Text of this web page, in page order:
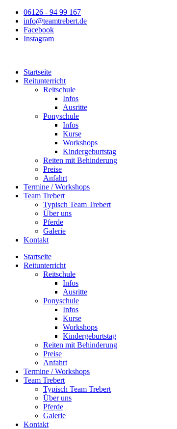
Zum
Inhalt
springen
06126 - 94 99 167
info@teamtrebert.de
Facebook
Instagram
Startseite
Reitunterricht
Reitschule
Infos
Ausritte
Ponyschule
Infos
Kurse
Workshops
Kindergeburtstag
Reiten mit Behinderung
Preise
Anfahrt
Termine / Workshops
Team Trebert
Typisch Team Trebert
Über uns
Pferde
Galerie
Kontakt
Startseite
Reitunterricht
Reitschule
Infos
Ausritte
Ponyschule
Infos
Kurse
Workshops
Kindergeburtstag
Reiten mit Behinderung
Preise
Anfahrt
Termine / Workshops
Team Trebert
Typisch Team Trebert
Über uns
Pferde
Galerie
Kontakt